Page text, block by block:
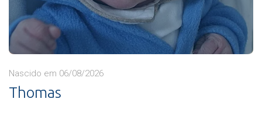
Nascido em 06/08/2026
Thomas